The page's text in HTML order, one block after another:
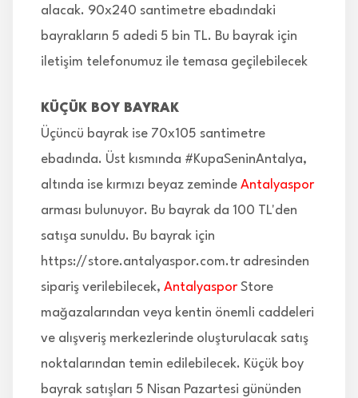
alacak. 90x240 santimetre ebadındaki
bayrakların 5 adedi 5 bin TL. Bu bayrak için
iletişim telefonumuz ile temasa geçilebilecek
KÜÇÜK BOY BAYRAK
Üçüncü bayrak ise 70x105 santimetre
ebadında. Üst kısmında #KupaSeninAntalya,
altında ise kırmızı beyaz zeminde Antalyaspor
arması bulunuyor. Bu bayrak da 100 TL'den
satışa sunuldu. Bu bayrak için
https://store.antalyaspor.com.tr adresinden
sipariş verilebilecek, Antalyaspor Store
mağazalarından veya kentin önemli caddeleri
ve alışveriş merkezlerinde oluşturulacak satış
noktalarından temin edilebilecek. Küçük boy
bayrak satışları 5 Nisan Pazartesi gününden